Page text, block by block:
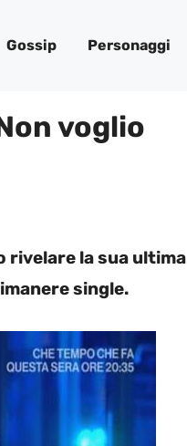
Gossip Personaggi
voglio
rivelare la sua ultima
single.